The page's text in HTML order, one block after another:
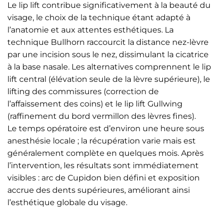
Le lip lift contribue significativement à la beauté du
visage, le choix de la technique étant adapté à
l’anatomie et aux attentes esthétiques. La
technique Bullhorn raccourcit la distance nez-lèvre
par une incision sous le nez, dissimulant la cicatrice
à la base nasale. Les alternatives comprennent le lip
lift central (élévation seule de la lèvre supérieure), le
lifting des commissures (correction de
l’affaissement des coins) et le lip lift Gullwing
(raffinement du bord vermillon des lèvres fines).
Le temps opératoire est d’environ une heure sous
anesthésie locale ; la récupération varie mais est
généralement complète en quelques mois. Après
l’intervention, les résultats sont immédiatement
visibles : arc de Cupidon bien défini et exposition
accrue des dents supérieures, améliorant ainsi
l’esthétique globale du visage.